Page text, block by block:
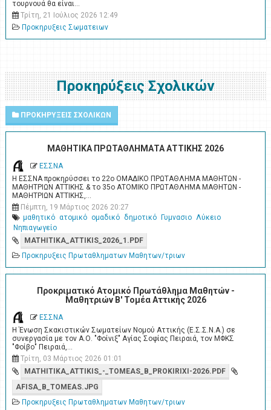
τουρνουά θα είναι…
Τρίτη, 21 Ιούλιος 2026 12:49
Προκηρυξεις Σωματειων
Προκηρύξεις Σχολικών
ΠΡΟΚΗΡΥΞΕΙΣ ΣΧΟΛΙΚΩΝ
ΜΑΘΗΤΙΚΑ ΠΡΩΤΑΘΛΗΜΑΤΑ ΑΤΤΙΚΗΣ 2026
ΕΣΣΝΑ
Η ΕΣΣΝΑ προκηρύσσει το 22ο ΟΜΑΔΙΚΟ ΠΡΩΤΑΘΛΗΜΑ ΜΑΘΗΤΩΝ -
ΜΑΘΗΤΡΙΩΝ ΑΤΤΙΚΗΣ & το 35ο ΑΤΟΜΙΚΟ ΠΡΩΤΑΘΛΗΜΑ ΜΑΘΗΤΩΝ -
ΜΑΘΗΤΡΙΩΝ ΑΤΤΙΚΗΣ,…
Πέμπτη, 19 Μάρτιος 2026 20:27
μαθητικό ατομικό ομαδικό δημοτικό Γυμνασιο Λύκειο
Νηπιαγωγείο
MATHITIKA_ATTIKIS_2026_1.PDF
Προκηρυξεις Πρωταθληματων Μαθητων/τριων
Προκριματικό Ατομικό Πρωτάθλημα Μαθητών -
Μαθητριών Β' Τομέα Αττικής 2026
ΕΣΣΝΑ
Η Ένωση Σκακιστικών Σωματείων Νομού Αττικής (Ε.Σ.Σ.Ν.Α.) σε
συνεργασία με τον Α.Ο. "Φοίνιξ" Αγίας Σοφίας Πειραιά, τον ΜΦΚΣ
"Φοίβο" Πειραιά,…
Τρίτη, 03 Μάρτιος 2026 01:01
MATHITIKA_ATTIKIS_-_TOMEAS_B_PROKIRIXI-2026.PDF
AFISA_B_TOMEAS.JPG
Προκηρυξεις Πρωταθληματων Μαθητων/τριων